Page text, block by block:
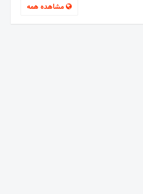
مشاهده همه